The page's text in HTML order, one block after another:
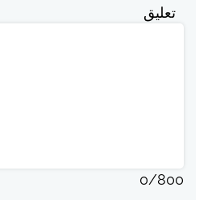
تعليق
0/800